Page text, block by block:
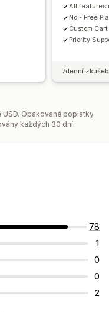
All features
No - Free
Custom
Priority
7denní
Opakované poplatky
každých 30 dní.
78
1
0
0
2